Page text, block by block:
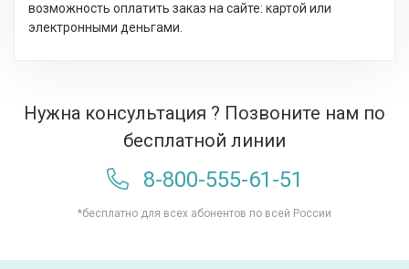
возможность оплатить заказ на сайте: картой или
электронными деньгами.
Нужна консультация ? Позвоните нам по
бесплатной линии
8-800-555-61-51
*бесплатно для всех абонентов по всей России